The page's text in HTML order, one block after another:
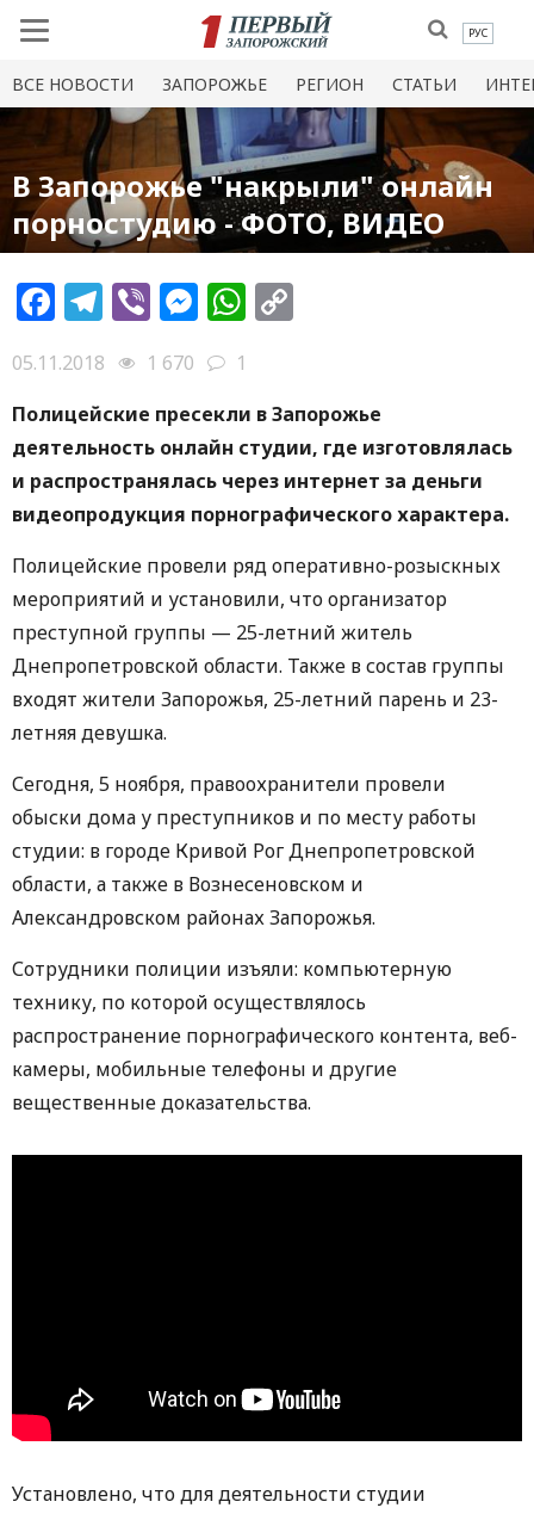
РУС
ВСЕ НОВОСТИ ЗАПОРОЖЬЕ РЕГИОН СТАТЬИ
В Запорожье "накрыли" онлайн
порностудию - ФОТО, ВИДЕО
Facebook
Telegram
ViberMessenger
WhatsApp
05.11.2018 1 670
1
Полицейские пресекли в Запорожье
деятельность онлайн студии, где изготовлялась
и распространялась через интернет за деньги
видеопродукция порнографического характера.
Полицейские провели ряд оперативно-розыскных
мероприятий и установили, что организатор
преступной группы — 25-летний житель
Днепропетровской области. Также в состав группы
входят жители Запорожья, 25-летний парень и 23-
летняя девушка.
Сегодня, 5 ноября, правоохранители провели
обыски дома у преступников и по месту работы
студии: в городе Кривой Рог Днепропетровской
области, а также в Вознесеновском и
Александровском районах Запорожья.
Сотрудники полиции изъяли: компьютерную
технику, по которой осуществлялось
распространение порнографического контента, веб-
камеры, мобильные телефоны и другие
вещественные доказательства.
Установлено, что для деятельности студии